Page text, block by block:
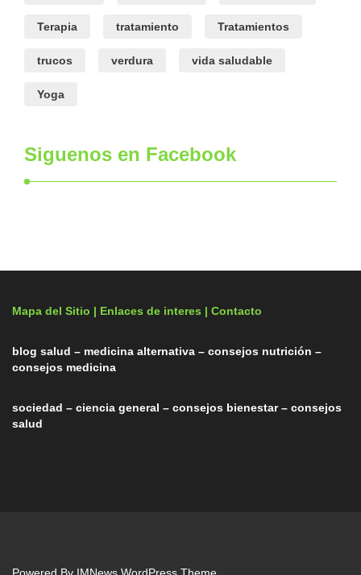
Terapia tratamiento Tratamientos
trucos verdura vida saludable
Yoga
Siguenos en Facebook
Mapa del Sitio | Enlaces de interes | Contacto
blog salud – medicina alternativa – consejos nutrición –
consejos medicina
sociedad – ciencia general – consejos bienestar – consejos
salud